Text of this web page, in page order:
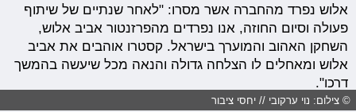
אלוש נפרד מהחברה אשר מסרו: "לאחר שנתיים של שיתוף
פעולה וסיום החוזה, אנו נפרדים מהפרזנטור אביב אלוש,
השחקן האהוב והמוערך בישראל. קסטרו אוהבים את אביב
אלוש ומאחלים לו הצלחה גדולה והנאה מכל שיעשה בהמשך
דרכו".
© צילום: נוי ערקובי // יחסי ציבור